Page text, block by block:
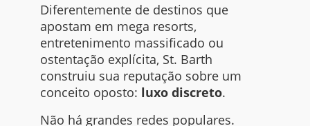
Diferentemente de destinos que
apostam em mega resorts,
entretenimento massificado ou
ostentação explícita, St. Barth
construiu sua reputação sobre um
conceito oposto: luxo discreto.
Não há grandes redes populares.